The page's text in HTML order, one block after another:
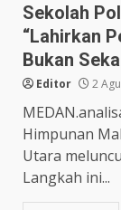
Sekolah
“Lahirkan
Bukan
Editor 2
Himpunan
Utara
Langkah ini...